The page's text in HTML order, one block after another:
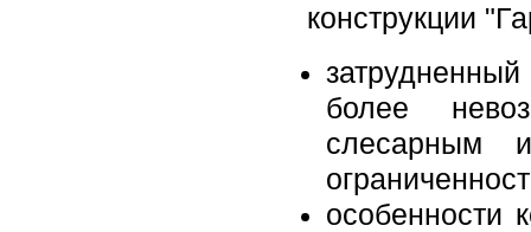
конструкции
более
слесарным
особенности